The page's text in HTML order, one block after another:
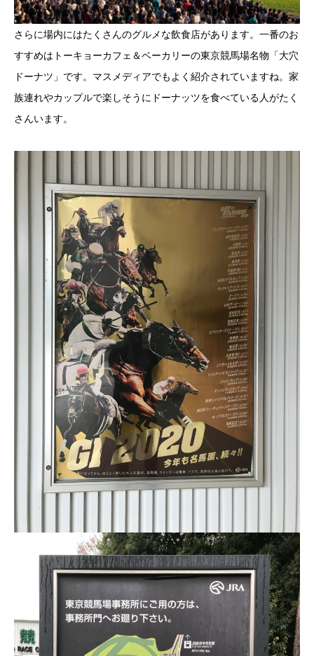
さらに場内にはたくさんのグルメな飲食店があります。一番のお
すすめはトーキョーカフェ＆ベーカリーの東京競馬場名物「大穴
ドーナツ」です。マスメディアでもよく紹介されていますね。家
族連れやカップルで楽しそうにドーナッツを食べている人がたく
さんいます。